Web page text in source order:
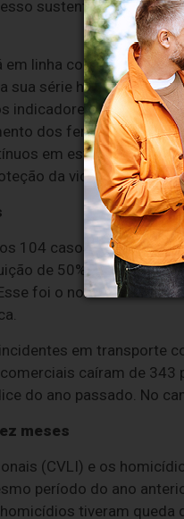
sustentado, que já
linha com estudos
série histórica, e o
indicadores no Rio
dos feminicídios,
em estrutura,
da vida e na
104 casos de roubo
de 50%. Vale
foi o nono mês
em transporte
caíram de
do ano passado. No
meses
(CVLI) e os
período do ano
tiveram queda